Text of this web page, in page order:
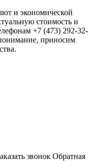
и экономической
стоимость и
+7 (473) 292-32-
приносим
звонок Обратная